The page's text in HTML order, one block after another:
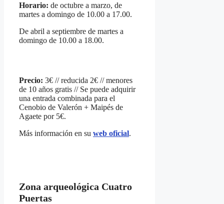
Horario: de octubre a marzo, de
martes a domingo de 10.00 a 17.00.
De abril a septiembre de martes a
domingo de 10.00 a 18.00.
Precio: 3€ // reducida 2€ // menores
de 10 años gratis // Se puede adquirir
una entrada combinada para el
Cenobio de Valerón + Maipés de
Agaete por 5€.
Más información en su web oficial.
Zona arqueológica Cuatro
Puertas